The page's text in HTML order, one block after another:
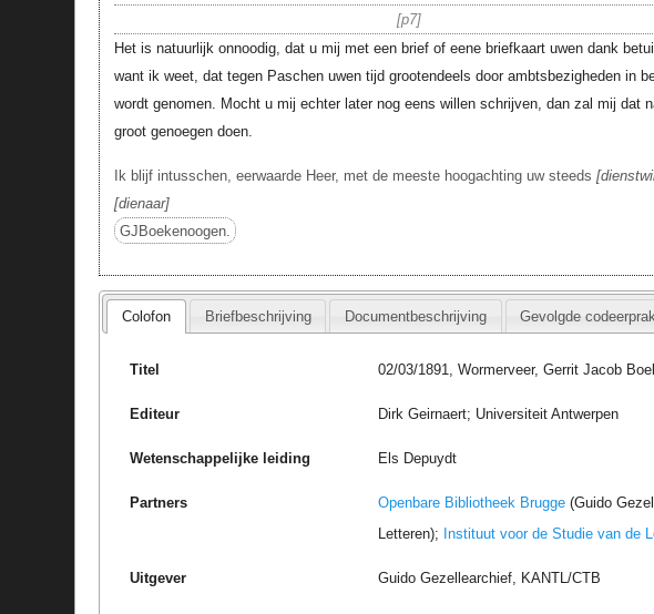
p7
Het is natuurlijk onnoodig, dat u mij met een brief of eene briefkaart uwen dank
want ik weet, dat tegen Paschen uwen tijd grootendeels door ambtsbezigheden in
wordt genomen. Mocht u mij echter later nog eens willen schrijven, dan zal mij dat
groot genoegen doen.
Ik blijf intusschen, eerwaarde Heer, met de meeste hoogachting uw steeds
dienaar
GJBoekenoogen.
Colofon Briefbeschrijving Documentbeschrijving Gevolgde
Titel 02/03/1891, Wormerveer, Gerrit Jacob
Editeur Dirk Geirnaert; Universiteit Antwerpen
Wetenschappelijke leiding Els Depuydt
Partners Openbare Bibliotheek Brugge (Guido
Letteren); Instituut voor de Studie van de
Uitgever Guido Gezellearchief, KANTL/CTB